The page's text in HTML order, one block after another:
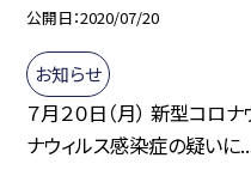
公開日 2020/07/20
お知らせ
７月２０日（月） 新型コロ
ナウィルス感染症の疑いに